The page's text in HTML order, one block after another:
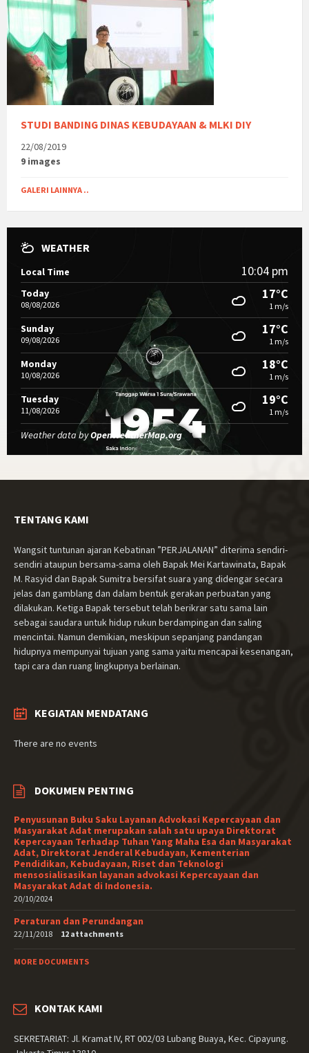
STUDI BANDING DINAS KEBUDAYAAN & MLKI DIY
22/08/2019
9 images
GALERI LAINNYA ..
WEATHER
Local Time 10:04 pm
Today
08/08/2026
17°C
1 m/s
Sunday
09/08/2026
17°C
1 m/s
Monday
10/08/2026
18°C
1 m/s
Tuesday
11/08/2026
19°C
1 m/s
Weather data byOpenWeatherMap.org
TENTANG KAMI
Wangsit tuntunan ajaran Kebatinan ”PERJALANAN” diterima sendiri-
sendiri ataupun bersama-sama oleh Bapak Mei Kartawinata, Bapak
M. Rasyid dan Bapak Sumitra bersifat suara yang didengar secara
jelas dan gamblang dan dalam bentuk gerakan perbuatan yang
dilakukan. Ketiga Bapak tersebut telah berikrar satu sama lain
sebagai saudara untuk hidup rukun berdampingan dan saling
mencintai. Namun demikian, meskipun sepanjang pandangan
hidupnya mempunyai tujuan yang sama yaitu mencapai kesenangan,
tapi cara dan ruang lingkupnya berlainan.
KEGIATAN MENDATANG
There are no events
DOKUMEN PENTING
Penyusunan Buku Saku Layanan Advokasi Kepercayaan dan
Masyarakat Adat merupakan salah satu upaya Direktorat
Kepercayaan Terhadap Tuhan Yang Maha Esa dan Masyarakat
Adat, Direktorat Jenderal Kebudayan, Kementerian
Pendidikan, Kebudayaan, Riset dan Teknologi
mensosialisasikan layanan advokasi Kepercayaan dan
Masyarakat Adat di Indonesia.
20/10/2024
Peraturan dan Perundangan
22/11/2018 12 attachments
MORE DOCUMENTS
KONTAK KAMI
SEKRETARIAT: Jl. Kramat IV, RT 002/03 Lubang Buaya, Kec. Cipayung.